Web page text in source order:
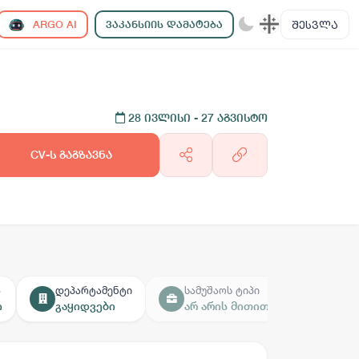
ARGO AI ᲕᲐᲙᲐᲜᲡᲘᲘᲡ ᲓᲐᲛᲐᲢᲔᲑᲐ ᲨᲔᲡᲕᲚᲐ
28 ივლისი - 27 აგვისტო
CV-ს გაგზავნა
სამუშაოს ტიპი
არ არის მითითებული
დეპარტამენტი
გაყიდვები